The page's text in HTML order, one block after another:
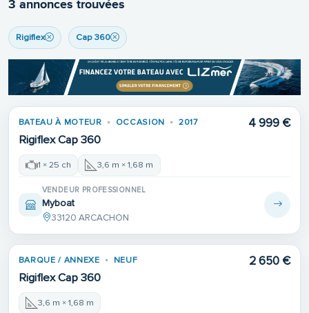
3 annonces trouvées
Rigiflex Cap 360
BATEAU À MOTEUR OCCASION 2017
Rigiflex Cap 360
4 999 €
1 × 25 ch 3,6 m × 1,68 m
VENDEUR PROFESSIONNEL
Myboat
33120 ARCACHON
BARQUE / ANNEXE NEUF
Rigiflex Cap 360
2 650 €
3,6 m × 1,68 m